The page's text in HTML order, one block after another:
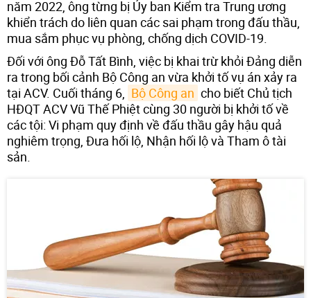
năm 2022, ông từng bị Ủy ban Kiểm tra Trung ương
khiển trách do liên quan các sai phạm trong đấu thầu,
mua sắm phục vụ phòng, chống dịch COVID-19.
Đối với ông Đỗ Tất Bình, việc bị khai trừ khỏi Đảng diễn
ra trong bối cảnh Bộ Công an vừa khởi tố vụ án xảy ra
tại ACV. Cuối tháng 6, Bộ Công an cho biết Chủ tịch
HĐQT ACV Vũ Thế Phiệt cùng 30 người bị khởi tố về
các tội: Vi phạm quy định về đấu thầu gây hậu quả
nghiêm trọng, Đưa hối lộ, Nhận hối lộ và Tham ô tài
sản.